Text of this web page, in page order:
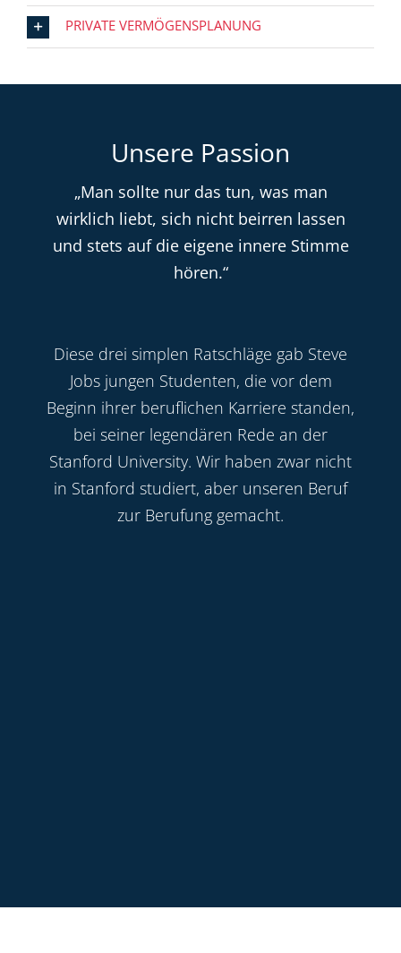
PRIVATE VERMÖGENSPLANUNG
Unsere Passion
„Man sollte nur das tun, was man
wirklich liebt, sich nicht beirren lassen
und stets auf die eigene innere Stimme
hören.“
Diese drei simplen Ratschläge gab Steve
Jobs jungen Studenten, die vor dem
Beginn ihrer beruflichen Karriere standen,
bei seiner legendären Rede an der
Stanford University. Wir haben zwar nicht
in Stanford studiert, aber unseren Beruf
zur Berufung gemacht.